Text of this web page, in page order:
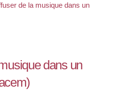
de la musique dans un
dans un